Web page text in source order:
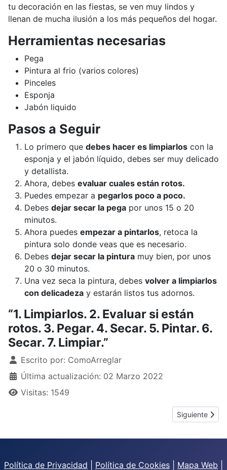
tu decoración en las fiestas, se ven muy lindos y
llenan de mucha ilusión a los más pequeños del hogar.
Herramientas necesarias
Pega
Pintura al frio (varios colores)
Pinceles
Esponja
Jabón liquido
Pasos a Seguir
Lo primero que debes hacer es limpiarlos con la
esponja y el jabón líquido, debes ser muy delicado
y detallista.
Ahora, debes evaluar cuales están rotos.
Puedes empezar a pegarlos poco a poco.
Debes dejar secar la pega por unos 15 o 20
minutos.
Ahora puedes empezar a pintarlos, retoca la
pintura solo donde veas que es necesario.
Debes dejar secar la pintura muy bien, por unos
20 o 30 minutos.
Una vez seca la pintura, debes volver a limpiarlos
con delicadeza y estarán listos tus adornos.
“1. Limpiarlos. 2. Evaluar si están
rotos. 3. Pegar. 4. Secar. 5. Pintar. 6.
Secar. 7. Limpiar.”
Detalles
Escrito por: ComoArreglar
Última actualización: 02 Marzo 2022
Visitas: 1549
Artículo
Siguiente
Política de Privacidad Política de Cookies Mapa Web